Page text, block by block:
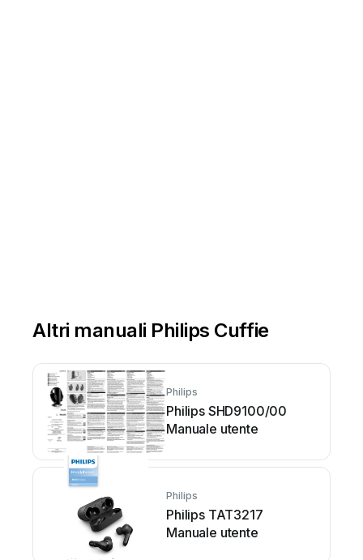
Altri manuali Philips Cuffie
Philips
Philips SHD9100/00
Manuale utente
Philips
Philips TAT3217
Manuale utente